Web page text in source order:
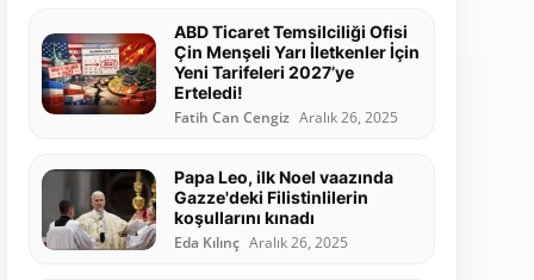
ABD Ticaret Temsilciliği Ofisi
Çin Menşeli Yarı İletkenler İçin
Yeni Tarifeleri 2027’ye
Erteledi!
Fatih Can Cengiz Aralık 26, 2025
Papa Leo, ilk Noel vaazında
Gazze'deki Filistinlilerin
koşullarını kınadı
Eda Kılınç Aralık 26, 2025